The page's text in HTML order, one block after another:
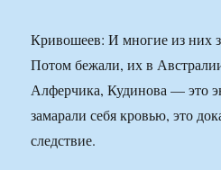
Кривошеев: И многие из них
Потом бежали, их в
Алферчика, Кудинова — это
замарали себя кровью, это
следствие.